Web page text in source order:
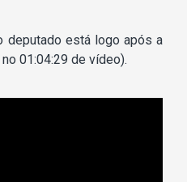
deputado está logo após a
01:04:29 de vídeo).